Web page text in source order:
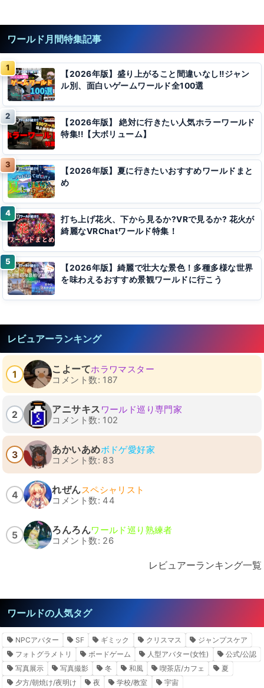
ワールド月間特集記事
【2026年版】盛り上がること間違いなし!!ジャン
ル別、面白いゲームワールド全100選
【2026年版】 絶対に行きたい人気ホラーワールド
特集!!【大ボリューム】
【2026年版】夏に行きたいおすすめワールドまと
め
打ち上げ花火、下から見るか?VRで見るか? 花火が
綺麗なVRChatワールド特集！
【2026年版】綺麗で壮大な景色！多種多様な世界
を味わえるおすすめ景観ワールドに行こう
レビュアーランキング
1 こよーてホラワマスター
コメント数: 187
2 アニサキス ワールド巡り専門家
コメント数: 102
3 あかいあめボドゲ愛好家
コメント数: 83
4 れぜんスペシャリスト
コメント数: 44
5 ろんろんワールド巡り熟練者
コメント数: 26
レビュアーランキング一覧
ワールドの人気タグ
NPCアバター SF ギミック クリスマス
ジャンプスケア
フォトグラメトリ
ボードゲーム 人型アバター(女性)
公式/公認
写真展示
写真撮影 冬 和風 喫茶店/カフェ
夏
夕方/朝焼け/夜明け
夜 学校/教室
宇宙